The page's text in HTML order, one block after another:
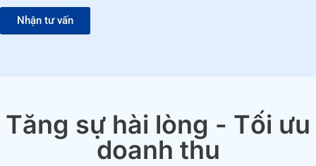
Nhận tư vấn
Tăng sự hài lòng - Tối ưu
doanh thu